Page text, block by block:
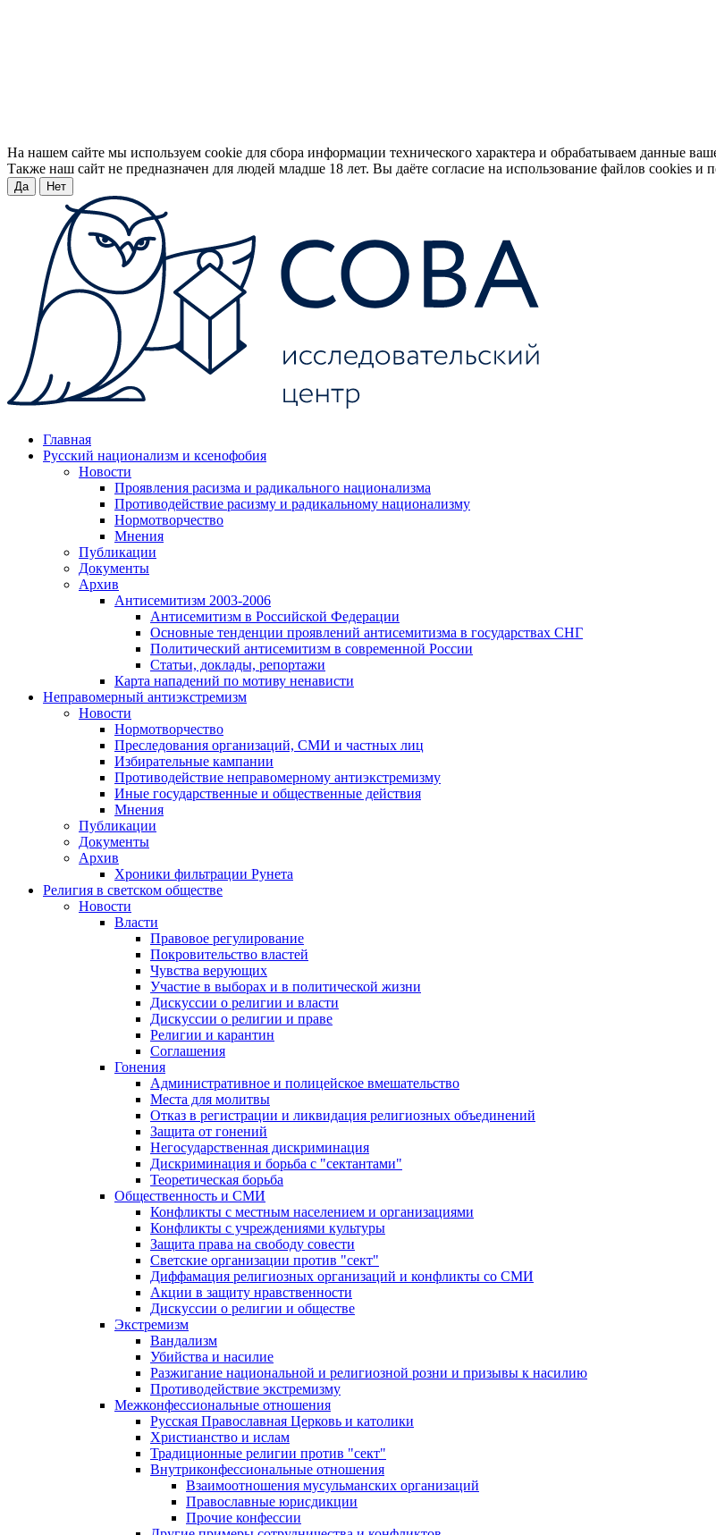
На нашем сайте мы используем cookie для сбора информации технического характера и обрабатываем данные
Также наш сайт не предназначен для людей младше 18 лет. Вы даёте согласие на использование файлов cookies и
Да Нет
Главная
Русский национализм и ксенофобия
Новости
Проявления расизма и радикального национализма
Противодействие расизму и радикальному национализму
Нормотворчество
Мнения
Публикации
Документы
Архив
Антисемитизм 2003-2006
Антисемитизм в Российской Федерации
Основные тенденции проявлений антисемитизма в государствах СНГ
Политический антисемитизм в современной России
Статьи, доклады, репортажи
Карта нападений по мотиву ненависти
Неправомерный антиэкстремизм
Новости
Нормотворчество
Преследования организаций, СМИ и частных лиц
Избирательные кампании
Противодействие неправомерному антиэкстремизму
Иные государственные и общественные действия
Мнения
Публикации
Документы
Архив
Хроники фильтрации Рунета
Религия в светском обществе
Новости
Власти
Правовое регулирование
Покровительство властей
Чувства верующих
Участие в выборах и в политической жизни
Дискуссии о религии и власти
Дискуссии о религии и праве
Религии и карантин
Соглашения
Гонения
Административное и полицейское вмешательство
Места для молитвы
Отказ в регистрации и ликвидация религиозных объединений
Защита от гонений
Негосударственная дискриминация
Дискриминация и борьба с "сектантами"
Теоретическая борьба
Общественность и СМИ
Конфликты с местным населением и организациями
Конфликты с учреждениями культуры
Защита права на свободу совести
Светские организации против "сект"
Диффамация религиозных организаций и конфликты со СМИ
Акции в защиту нравственности
Дискуссии о религии и обществе
Экстремизм
Вандализм
Убийства и насилие
Разжигание национальной и религиозной розни и призывы к насилию
Противодействие экстремизму
Межконфессиональные отношения
Русская Православная Церковь и католики
Христианство и ислам
Традиционные религии против "сект"
Внутриконфессиональные отношения
Взаимоотношения мусульманских организаций
Православные юрисдикции
Прочие конфессии